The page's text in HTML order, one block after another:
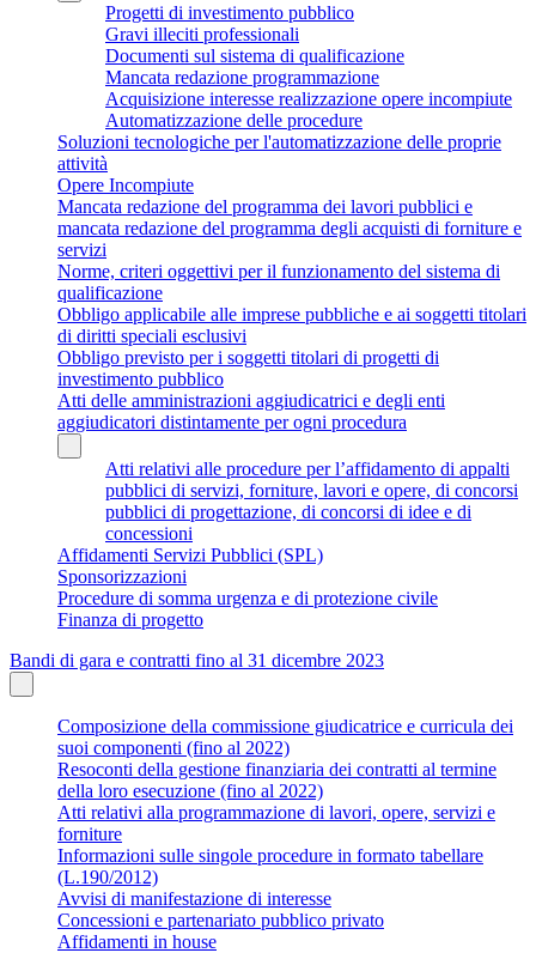
Progetti di investimento pubblico
Gravi illeciti professionali
Documenti sul sistema di qualificazione
Mancata redazione programmazione
Acquisizione interesse realizzazione opere incompiute
Automatizzazione delle procedure
Soluzioni tecnologiche per l'automatizzazione delle proprie
attività
Opere Incompiute
Mancata redazione del programma dei lavori pubblici e
mancata redazione del programma degli acquisti di forniture e
servizi
Norme, criteri oggettivi per il funzionamento del sistema di
qualificazione
Obbligo applicabile alle imprese pubbliche e ai soggetti titolari
di diritti speciali esclusivi
Obbligo previsto per i soggetti titolari di progetti di
investimento pubblico
Atti delle amministrazioni aggiudicatrici e degli enti
aggiudicatori distintamente per ogni procedura
Atti relativi alle procedure per l’affidamento di appalti
pubblici di servizi, forniture, lavori e opere, di concorsi
pubblici di progettazione, di concorsi di idee e di
concessioni
Affidamenti Servizi Pubblici (SPL)
Sponsorizzazioni
Procedure di somma urgenza e di protezione civile
Finanza di progetto
Bandi di gara e contratti fino al 31 dicembre 2023
Composizione della commissione giudicatrice e curricula dei
suoi componenti (fino al 2022)
Resoconti della gestione finanziaria dei contratti al termine
della loro esecuzione (fino al 2022)
Atti relativi alla programmazione di lavori, opere, servizi e
forniture
Informazioni sulle singole procedure in formato tabellare
(L.190/2012)
Avvisi di manifestazione di interesse
Concessioni e partenariato pubblico privato
Affidamenti in house